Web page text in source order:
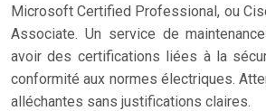
Microsoft Certified Professional, ou
Associate. Un service de
avoir des certifications liées à la
conformité aux normes électriques.
alléchantes sans justifications claires.